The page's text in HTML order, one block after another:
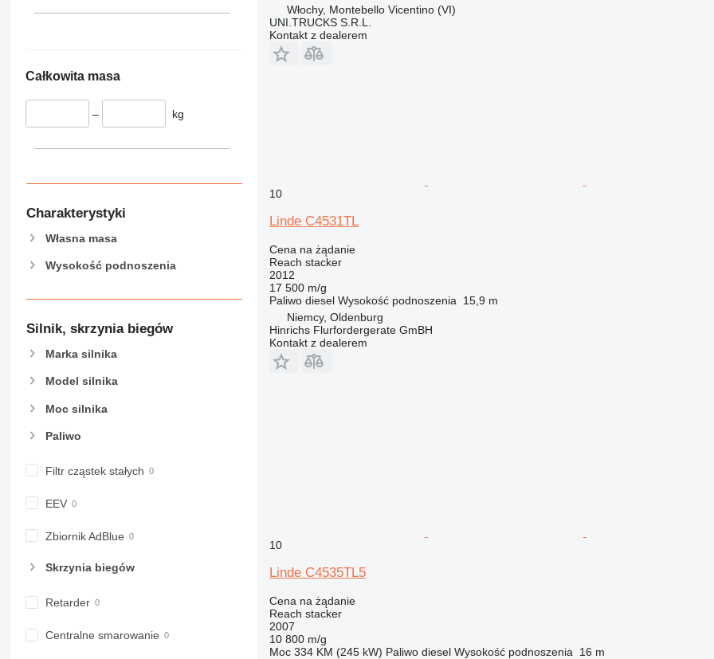
Całkowita masa
– kg
Charakterystyki
Własna masa
Wysokość podnoszenia
Silnik, skrzynia biegów
Marka silnika
Model silnika
Moc silnika
Paliwo
Filtr cząstek stałych
EEV
Zbiornik AdBlue
Skrzynia biegów
Retarder
Centralne smarowanie
Włochy, Montebello Vicentino (VI)
UNI.TRUCKS S.R.L.
Kontakt z dealerem
10
Linde C4531TL
Cena na żądanie
Reach stacker
2012
17 500 m/g
Paliwo diesel Wysokość podnoszenia
15,9 m
Niemcy, Oldenburg
Hinrichs Flurfordergerate GmBH
Kontakt z dealerem
10
Linde C4535TL5
Cena na żądanie
Reach stacker
2007
10 800 m/g
Moc 334 KM (245 kW) Paliwo diesel Wysokość podnoszenia
16 m